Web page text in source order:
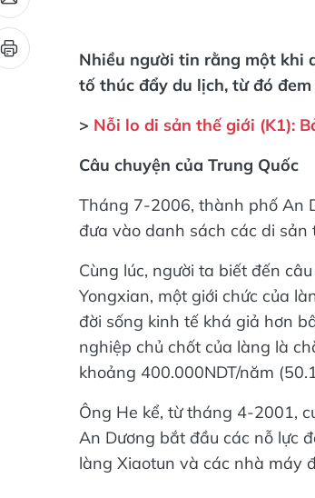
Nhiều người tin rằng một khi
tố thúc đẩy du lịch, từ đó
Nỗi lo di sản thế giới (K1):
Câu chuyện của Trung Quốc
Tháng 7-2006, thành phố An
đưa vào danh sách các di sản
Cùng lúc, người ta biết đến
Yongxian, một giới chức của
đời sống kinh tế khá giả hơn
nghiệp chủ chốt của làng là
khoảng 400.000NDT/năm
Ông He kể, từ tháng 4-2001,
An Dương bắt đầu các nỗ lực
làng Xiaotun và các nhà máy